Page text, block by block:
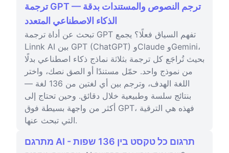
ترجمة GPT — ترجم النصوص والمستندات بدقة
الذكاء الاصطناعي المتعدد
تبحث عن أداة ترجمة GPT تفهم السياق فعلًا؟ يجمع
Linnk AI بين GPT (ChatGPT) وClaude وGemini،
بحيث تُراجَع كل ترجمة بثلاثة نماذج ذكاء اصطناعي بدلًا
من نموذج واحد. حمّل مستندًا أو الصق نصك، واختر
اللغة الهدف، وترجم بين أي لغتين من 136 لغة —
بنتائج سلسة وطبيعية خلال دقائق. وحين تحتاج إلى
أكثر من واجهة بسيطة فوق GPT، فهذه هي الترقية
التي تبحث عنها.
מתרגם AI - תרגום כל טקסט בין 136 שפות